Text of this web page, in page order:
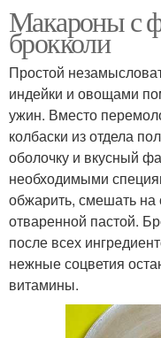
Макароны с
брокколи
Простой
индейки и овощами
ужин. Вместо
колбаски из отдела
оболочку и вкусный
необходимыми
обжарить, смешать
отваренной пастой.
после всех
нежные соцветия
витамины.